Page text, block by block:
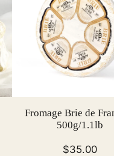
Fromage Brie de
500g/1.1lb
$35.00